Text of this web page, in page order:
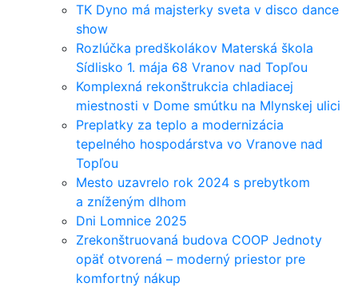
TK Dyno má majsterky sveta v disco dance
show
Rozlúčka predškolákov Materská škola
Sídlisko 1. mája 68 Vranov nad Topľou
Komplexná rekonštrukcia chladiacej
miestnosti v Dome smútku na Mlynskej ulici
Preplatky za teplo a modernizácia
tepelného hospodárstva vo Vranove nad
Topľou
Mesto uzavrelo rok 2024 s prebytkom
a zníženým dlhom
Dni Lomnice 2025
Zrekonštruovaná budova COOP Jednoty
opäť otvorená – moderný priestor pre
komfortný nákup